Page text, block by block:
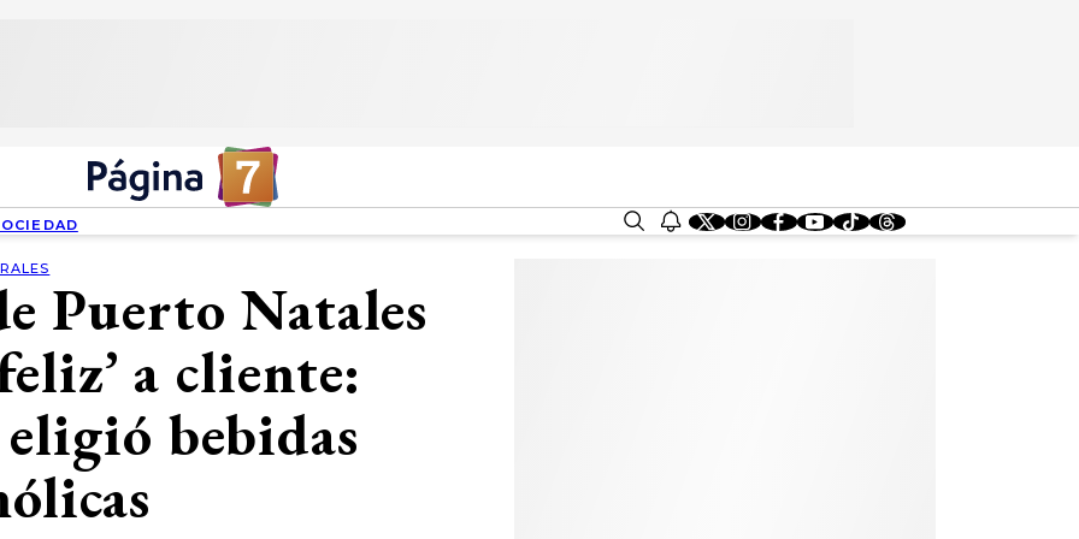
Puerto Natales
a cliente:
bebidas